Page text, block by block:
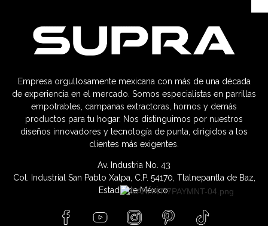
Empresa orgullosamente mexicana con más de una década
de experiencia en el mercado. Somos especialistas en parrillas
empotrables, campanas extractoras, hornos y demás
productos para tu hogar. Nos distinguimos por nuestros
diseños innovadores y tecnología de punta, dirigidos a los
clientes más exigentes.
Av. Industria No. 43
Col. Industrial San Pablo Xalpa, C.P. 54170, Tlalnepantla de Baz,
Estado de México.